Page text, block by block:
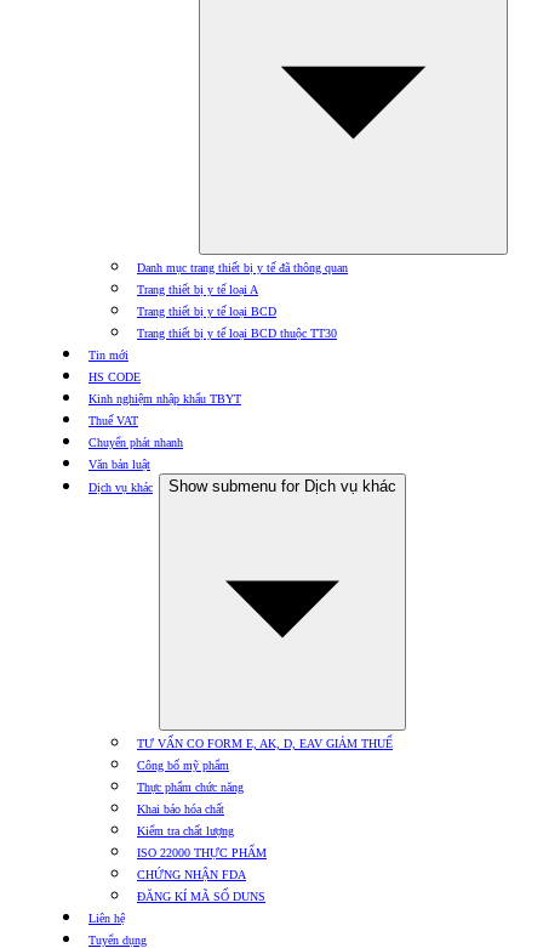
Danh mục trang thiết bị y tế đã thông quan
Trang thiết bị y tế loại A
Trang thiết bị y tế loại BCD
Trang thiết bị y tế loại BCD thuộc TT30
Tin mới
HS CODE
Kinh nghiệm nhập khẩu TBYT
Thuế VAT
Chuyển phát nhanh
Văn bản luật
Dịch vụ khác
Show submenu for Dịch vụ khác
TƯ VẤN CO FORM E, AK, D, EAV GIẢM THUẾ
Công bố mỹ phẩm
Thực phẩm chức năng
Khai báo hóa chất
Kiểm tra chất lượng
ISO 22000 THỰC PHẨM
CHỨNG NHẬN FDA
ĐĂNG KÍ MÃ SỐ DUNS
Liên hệ
Tuyển dụng